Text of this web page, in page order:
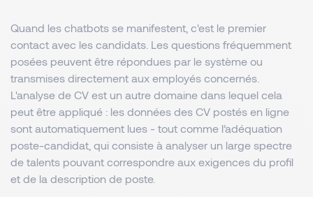
Quand les chatbots se manifestent, c'est le premier
contact avec les candidats. Les questions fréquemment
posées peuvent être répondues par le système ou
transmises directement aux employés concernés.
L'analyse de CV est un autre domaine dans lequel cela
peut être appliqué : les données des CV postés en ligne
sont automatiquement lues - tout comme l’adéquation
poste-candidat, qui consiste à analyser un large spectre
de talents pouvant correspondre aux exigences du profil
et de la description de poste.